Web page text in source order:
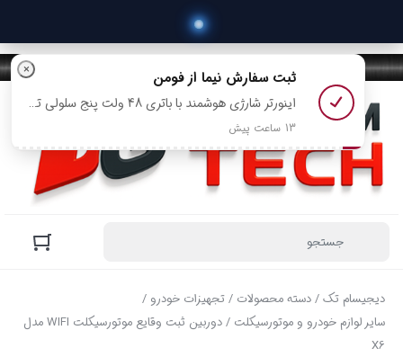
دیجیسام تک/دسته محصولات /تجهیزات خودرو /
سایر لوازم خودرو و موتورسیکلت
/ دوربین ثبت وقایع موتورسیکلت WIFI مدل
X6
× ثبت سفارش نیما از فومن
اینورتر شارژی هوشمند با باتری 48 ولت پنج سلولی تک پریز رو خرید کرد
13 ساعت پیش